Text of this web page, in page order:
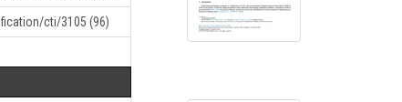
cti/3105 (96)